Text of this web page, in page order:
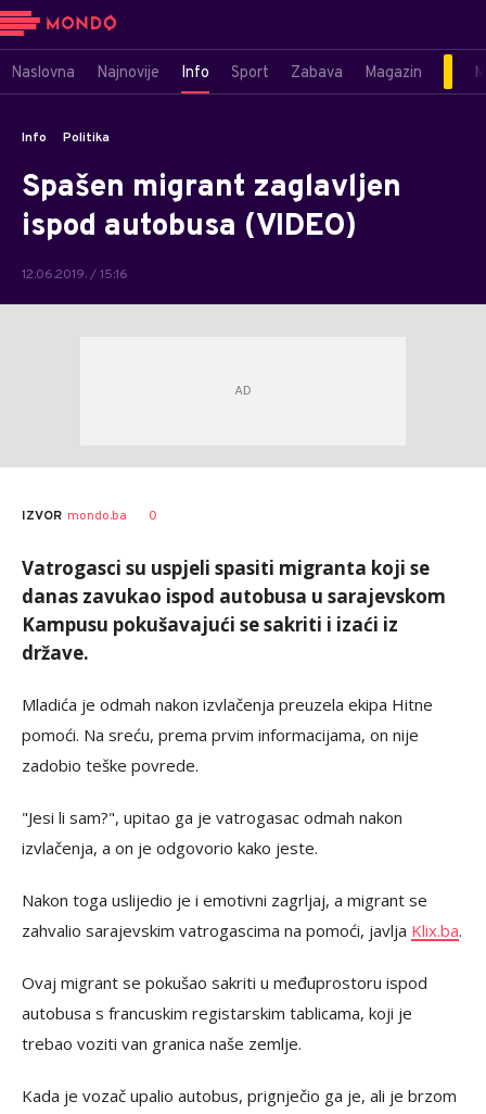
Naslovna Najnovije Info Sport Zabava Magazin
Info Politika
Spašen migrant zaglavljen
ispod autobusa (VIDEO)
12.06.2019. / 15:16
IZVOR mondo.ba 0
Vatrogasci su uspjeli spasiti migranta koji se
danas zavukao ispod autobusa u sarajevskom
Kampusu pokušavajući se sakriti i izaći iz
države.
Mladića je odmah nakon izvlačenja preuzela ekipa Hitne
pomoći. Na sreću, prema prvim informacijama, on nije
zadobio teške povrede.
"Jesi li sam?", upitao ga je vatrogasac odmah nakon
izvlačenja, a on je odgovorio kako jeste.
Nakon toga uslijedio je i emotivni zagrljaj, a migrant se
zahvalio sarajevskim vatrogascima na pomoći, javlja Klix.ba.
Ovaj migrant se pokušao sakriti u međuprostoru ispod
autobusa s francuskim registarskim tablicama, koji je
trebao voziti van granica naše zemlje.
Kada je vozač upalio autobus, prignječio ga je, ali je brzom